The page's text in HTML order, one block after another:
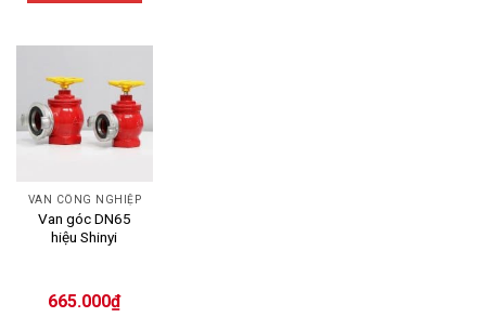
VAN CÔNG NGHIỆP
Van góc DN65
hiệu Shinyi
665.000₫